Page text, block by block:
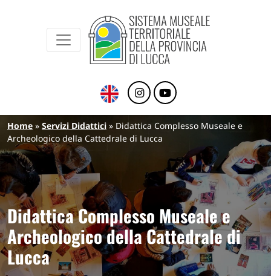
Sistema Museale Territoriale della
Briciole di pane
Home Servizi Didattici
Didattica Complesso Museale e
Archeologico della Cattedrale di Lucca
Didattica Complesso Museale e
Archeologico della Cattedrale di
Lucca